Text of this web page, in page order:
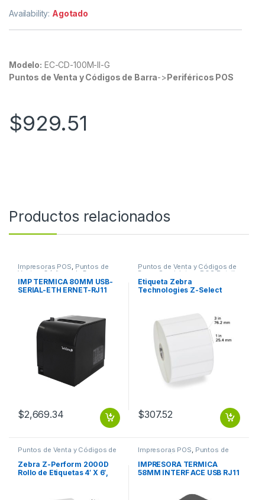
Availability: Agotado
Modelo: EC-CD-100M-II-G
Puntos de Venta y Códigos de Barra-> Periféricos POS
$929.51
Productos relacionados
Impresoras POS, Puntos de
Venta y Códigos de Barra
IMP TERMICA 80MM USB-
SERIAL-ETH ERNET-RJ11
$2,669.34
Puntos de Venta y Códigos de
Barra Suministros POS Retail y
Auto ID
Etiqueta Zebra
Technologies Z-Select
$307.52
Puntos de Venta y Códigos de
Suministros POS Retail y
Auto ID
Zebra Z-Perform 2000D
Rollo de Etiquetas 4′ X 6′,
Impresoras POS, Puntos de
Venta y Códigos de Barra
IMPRESORA TERMICA
58MM INTERF ACE USB RJ11